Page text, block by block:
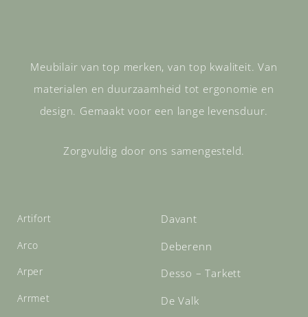
Meubilair van top merken, van top kwaliteit. Van
materialen en duurzaamheid tot ergonomie en
design. Gemaakt voor een lange levensduur.
Zorgvuldig door ons samengesteld.
Artifort
Arco
Arper
Arrmet
Davant
Deberenn
Desso – Tarkett
De Valk